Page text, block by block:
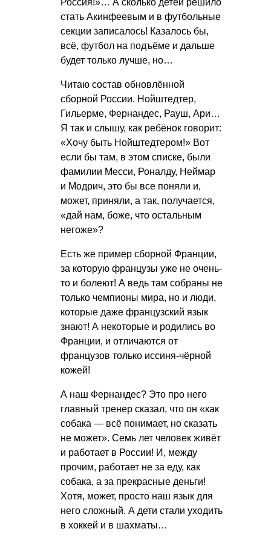
Россия!»… А сколько детей решило
стать Акинфеевым и в футбольные
секции записалось! Казалось бы,
всё, футбол на подъёме и дальше
будет только лучше, но…
Читаю состав обновлённой
сборной России. Нойштедтер,
Гильерме, Фернандес, Рауш, Ари…
Я так и слышу, как ребёнок говорит:
«Хочу быть Нойштедтером!» Вот
если бы там, в этом списке, были
фамилии Месси, Роналду, Неймар
и Модрич, это бы все поняли и,
может, приняли, а так, получается,
«дай нам, боже, что остальным
негоже»?
Есть же пример сборной Франции,
за которую французы уже не очень-
то и болеют! А ведь там собраны не
только чемпионы мира, но и люди,
которые даже французский язык
знают! А некоторые и родились во
Франции, и отличаются от
французов только иссиня-чёрной
кожей!
А наш Фернандес? Это про него
главный тренер сказал, что он «как
собака — всё понимает, но сказать
не может». Семь лет человек живёт
и работает в России! И, между
прочим, работает не за еду, как
собака, а за прекрасные деньги!
Хотя, может, просто наш язык для
него сложный. А дети стали уходить
в хоккей и в шахматы…